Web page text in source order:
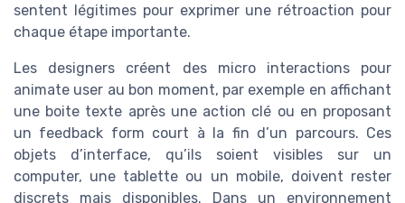
sentent légitimes pour exprimer une rétroaction pour
chaque étape importante.
Les designers créent des micro interactions pour
animate user au bon moment, par exemple en affichant
une boite texte après une action clé ou en proposant
un feedback form court à la fin d’un parcours. Ces
objets d’interface, qu’ils soient visibles sur un
computer, une tablette ou un mobile, doivent rester
discrets mais disponibles. Dans un environnement